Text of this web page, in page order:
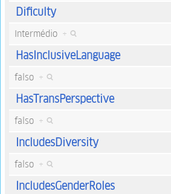
Dificulty
Intermédio +
HasInclusiveLanguage
falso +
HasTransPerspective
falso +
IncludesDiversity
falso +
IncludesGenderRoles